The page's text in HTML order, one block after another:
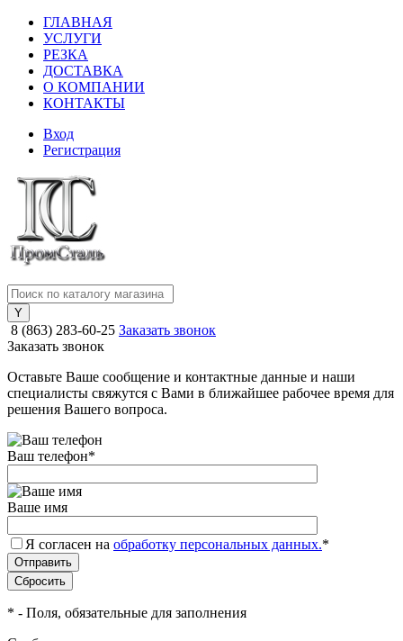
ГЛАВНАЯ
УСЛУГИ
РЕЗКА
ДОСТАВКА
О КОМПАНИИ
КОНТАКТЫ
Вход
Регистрация
8 (863) 283-60-25 Заказать звонок
Заказать звонок
Оставьте Ваше сообщение и контактные данные и наши
специалисты свяжутся с Вами в ближайшее рабочее время для
решения Вашего вопроса.
Ваш телефон*
Ваше имя
Я согласен на обработку персональных данных.*
* - Поля, обязательные для заполнения